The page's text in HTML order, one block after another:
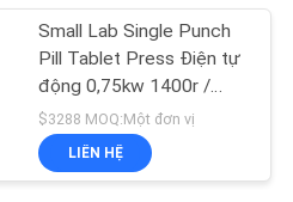
Small Lab Single Punch
Pill Tablet Press Điện tự
động 0,75kw 1400r /
phút
$3288 MOQ:Một đơn vị
LIÊN HỆ